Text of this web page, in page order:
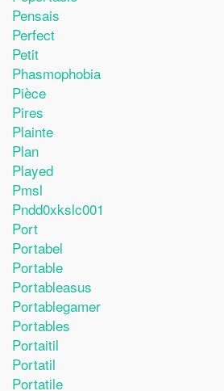
Pensais
Perfect
Petit
Phasmophobia
Pièce
Pires
Plainte
Plan
Played
Pmsl
Pndd0xkslc001
Port
Portabel
Portable
Portableasus
Portablegamer
Portables
Portaitil
Portatil
Portatile